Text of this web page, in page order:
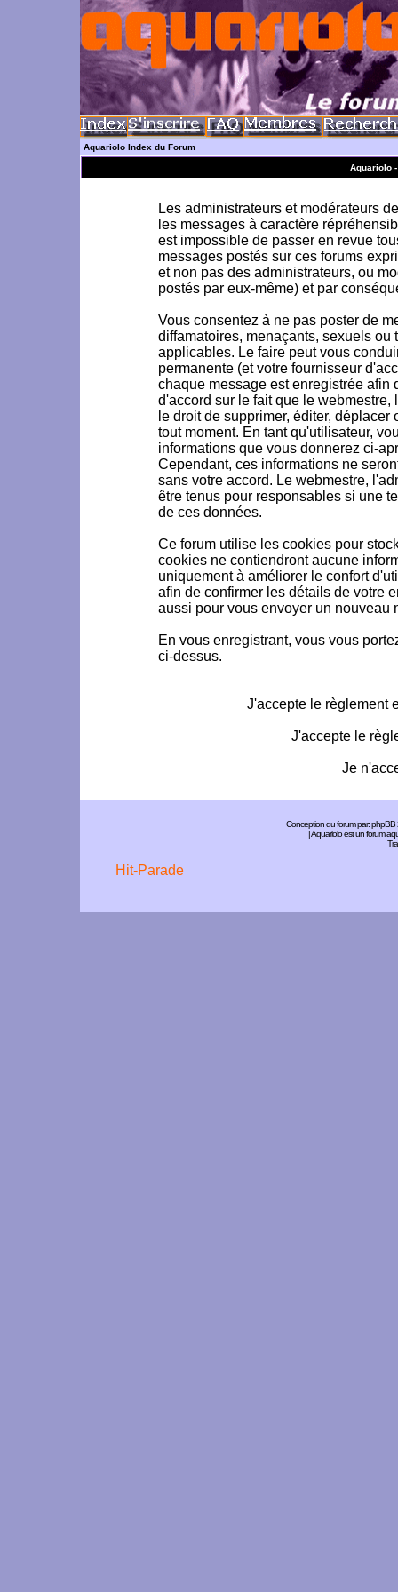
Aquariolo Index du Forum
Aquariolo
Les administrateurs et modérateurs
les messages à caractère
est impossible de passer en revue
messages postés sur ces forums
et non pas des administrateurs, ou
postés par eux-même) et par
Vous consentez à ne pas poster de
diffamatoires, menaçants, sexuels
applicables. Le faire peut vous
permanente (et votre fournisseur
chaque message est enregistrée afin
d'accord sur le fait que le
le droit de supprimer, éditer,
tout moment. En tant qu'utilisateur,
informations que vous donnerez ci-
Cependant, ces informations ne
sans votre accord. Le webmestre,
être tenus pour responsables si une
de ces données.
Ce forum utilise les cookies pour
cookies ne contiendront aucune
uniquement à améliorer le confort
afin de confirmer les détails de votre
aussi pour vous envoyer un nouveau
En vous enregistrant, vous vous
ci-dessus.
J'accepte le règlement
J'accepte le
Je
Conception du forum par:phpBB
| Aquariolo est un forum